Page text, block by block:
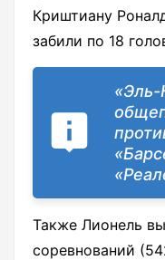
Криштиану
забили по 18
Также Лионель
соревнований